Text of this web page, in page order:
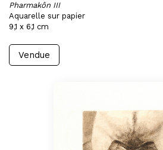
Pharmakôn III
Aquarelle sur papier
9,1 x 6,1 cm
Vendue